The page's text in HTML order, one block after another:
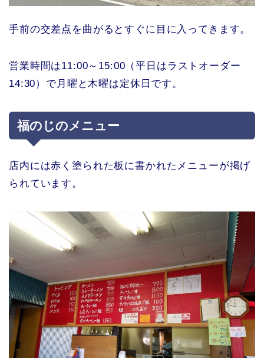
手前の交差点を曲がるとすぐに目に入ってきます。
営業時間は11:00～15:00（平日はラストオーダー
14:30）で月曜と木曜は定休日です。
福のじのメニュー
店内には赤く塗られた板に書かれたメニューが掲げ
られています。